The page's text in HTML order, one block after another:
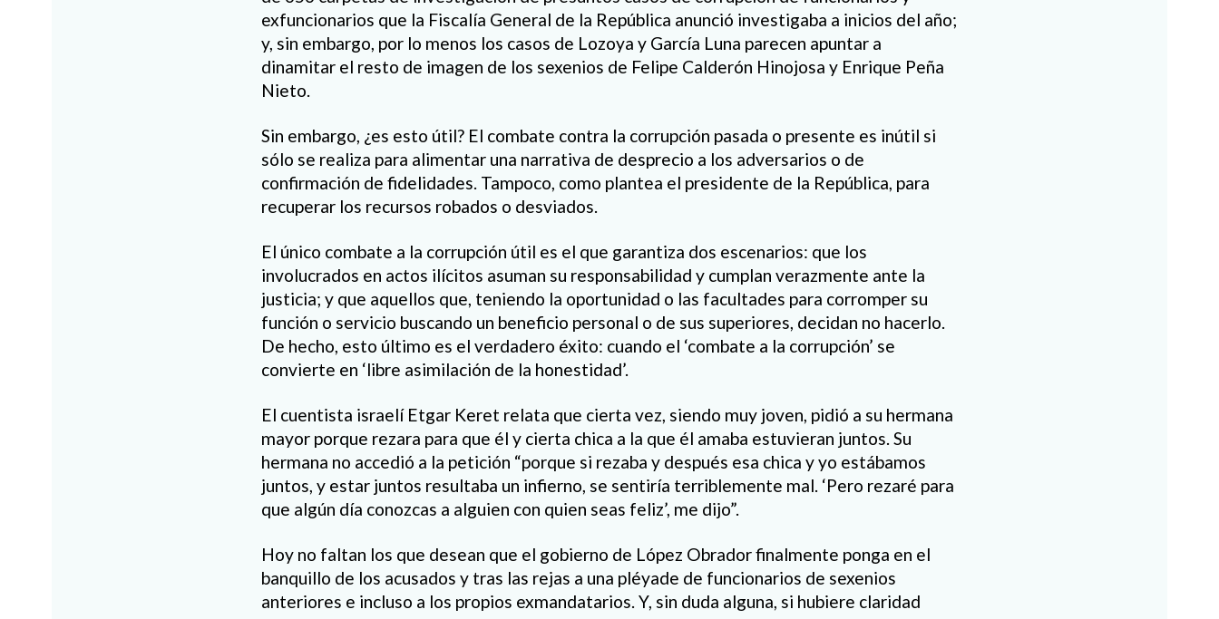
exfuncionarios que la Fiscalía General de la República anunció investigaba a inicios del año;
y, sin embargo, por lo menos los casos de Lozoya y García Luna parecen apuntar a
dinamitar el resto de imagen de los sexenios de Felipe Calderón Hinojosa y Enrique Peña
Nieto.
Sin embargo, ¿es esto útil? El combate contra la corrupción pasada o presente es inútil si
sólo se realiza para alimentar una narrativa de desprecio a los adversarios o de
confirmación de fidelidades. Tampoco, como plantea el presidente de la República, para
recuperar los recursos robados o desviados.
El único combate a la corrupción útil es el que garantiza dos escenarios: que los
involucrados en actos ilícitos asuman su responsabilidad y cumplan verazmente ante la
justicia; y que aquellos que, teniendo la oportunidad o las facultades para corromper su
función o servicio buscando un beneficio personal o de sus superiores, decidan no hacerlo.
De hecho, esto último es el verdadero éxito: cuando el ‘combate a la corrupción’ se
convierte en ‘libre asimilación de la honestidad’.
El cuentista israelí Etgar Keret relata que cierta vez, siendo muy joven, pidió a su hermana
mayor porque rezara para que él y cierta chica a la que él amaba estuvieran juntos. Su
hermana no accedió a la petición “porque si rezaba y después esa chica y yo estábamos
juntos, y estar juntos resultaba un infierno, se sentiría terriblemente mal. ‘Pero rezaré para
que algún día conozcas a alguien con quien seas feliz’, me dijo”.
Hoy no faltan los que desean que el gobierno de López Obrador finalmente ponga en el
banquillo de los acusados y tras las rejas a una pléyade de funcionarios de sexenios
anteriores e incluso a los propios exmandatarios. Y, sin duda alguna, si hubiere claridad